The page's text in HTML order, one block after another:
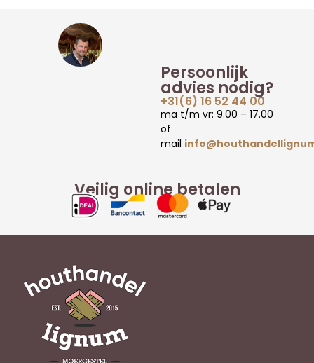
Veilig online betalen
Persoonlijk
advies nodig?
+31(6) 16 52 44 00
ma t/m vr: 9.00 – 17.00
of
mail